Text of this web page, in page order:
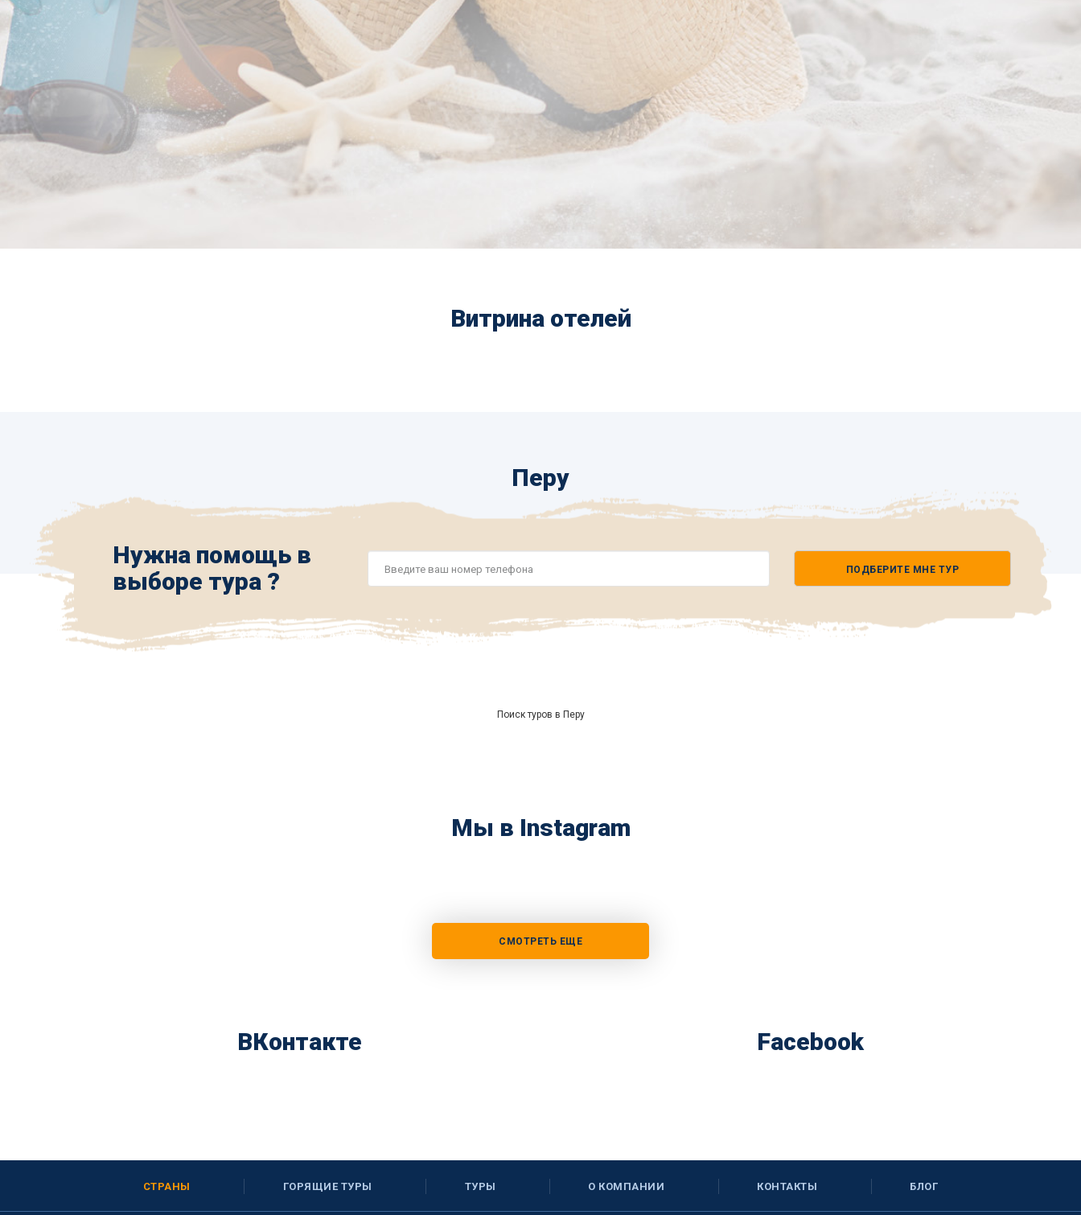
Витрина отелей
Перу
Нужна помощь в
выборе тура ?
*
ПОДБЕРИТЕ МНЕ ТУР
Поиск туров в Перу
Мы в Instagram
СМОТРЕТЬ ЕЩЕ
ВКонтакте Facebook
СТРАНЫ ГОРЯЩИЕ ТУРЫ ТУРЫ О КОМПАНИИ КОНТАКТЫ БЛОГ